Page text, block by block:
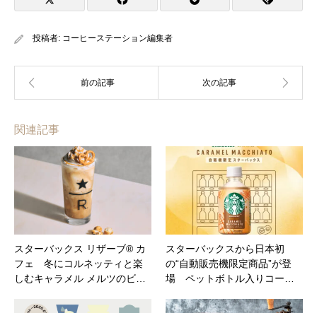
投稿者: コーヒーステーション編集者
関連記事
スターバックス リザーブ® カ
フェ 冬にコルネッティと楽
しむキャラメル メルツのビ…
スターバックスから日本初
の“自動販売機限定商品”が登
場 ペットボトル入りコー…